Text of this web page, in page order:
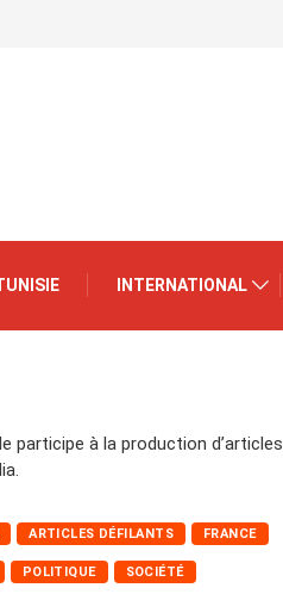
INTERNATIONAL
participe à la production d’articles
ARTICLES DÉFILANTS FRANCE
POLITIQUE SOCIÉTÉ